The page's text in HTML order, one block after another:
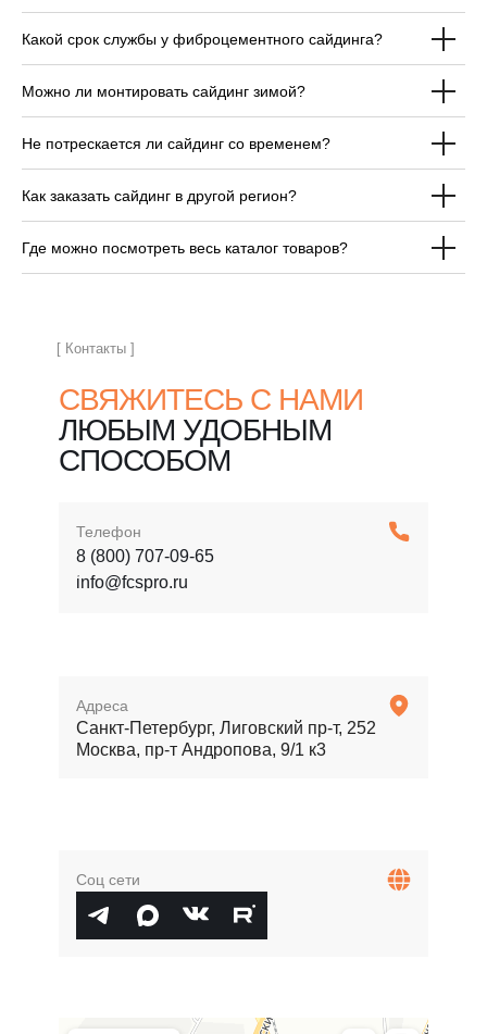
ОТВЕЧАЕМ НА
ЧАСТЫЕ ВОПРОСЫ
ПЕРЕД ПОКУПКОЙ
САЙДИНГА
Какой срок службы у фиброцементного сайдинга?
Можно ли монтировать сайдинг зимой?
Не потрескается ли сайдинг со временем?
Как заказать сайдинг в другой регион?
Где можно посмотреть весь каталог товаров?
Соц сети
Адреса
Санкт-Петербург, Лиговский пр-т, 252
Москва, пр-т Андропова, 9/1 к3
Телефон
8 (800) 707-09-65
info@fcspro.ru
СВЯЖИТЕСЬ С НАМИ
ЛЮБЫМ УДОБНЫМ
СПОСОБОМ
[ Контакты ]